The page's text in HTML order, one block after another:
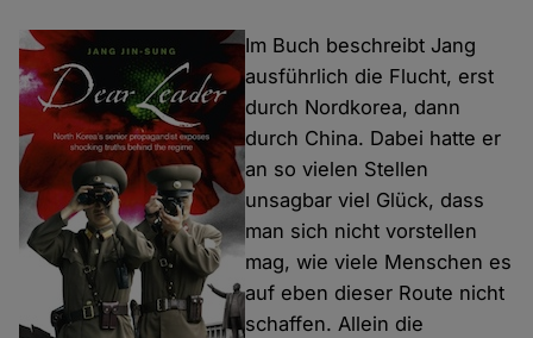
Im Buch beschreibt Jang
ausführlich die Flucht, erst
durch Nordkorea, dann
durch China. Dabei hatte er
an so vielen Stellen
unsagbar viel Glück, dass
man sich nicht vorstellen
mag, wie viele Menschen es
auf eben dieser Route nicht
schaffen. Allein die